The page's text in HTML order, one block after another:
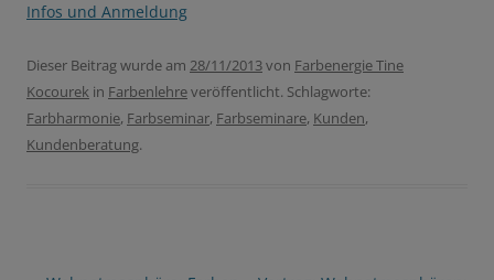
Infos und Anmeldung
Dieser Beitrag wurde am 28/11/2013von Farbenergie Tine
Kocourek in Farbenlehreveröffentlicht. Schlagworte:
Farbharmonie, Farbseminar, Farbseminare, Kunden,
Kundenberatung.